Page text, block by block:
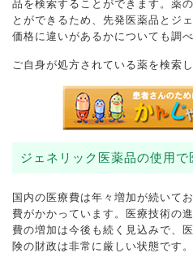
品を検索することができます。薬
とができるため、先発医薬品とジ
価格に違いがあるかについても調
ご自身が処方されている薬を検索
ジェネリック医薬品の使用
国内の医療費は年々増加が続いて
費がかかっています。医療技術の
費の増加は今後も続く見込みで、
険の財政は非常に厳しい状態です。